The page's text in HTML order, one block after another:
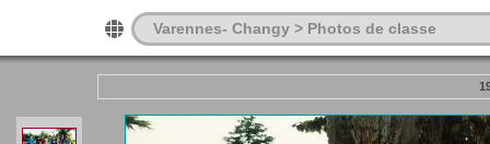
Varennes- Changy > Photos de classe